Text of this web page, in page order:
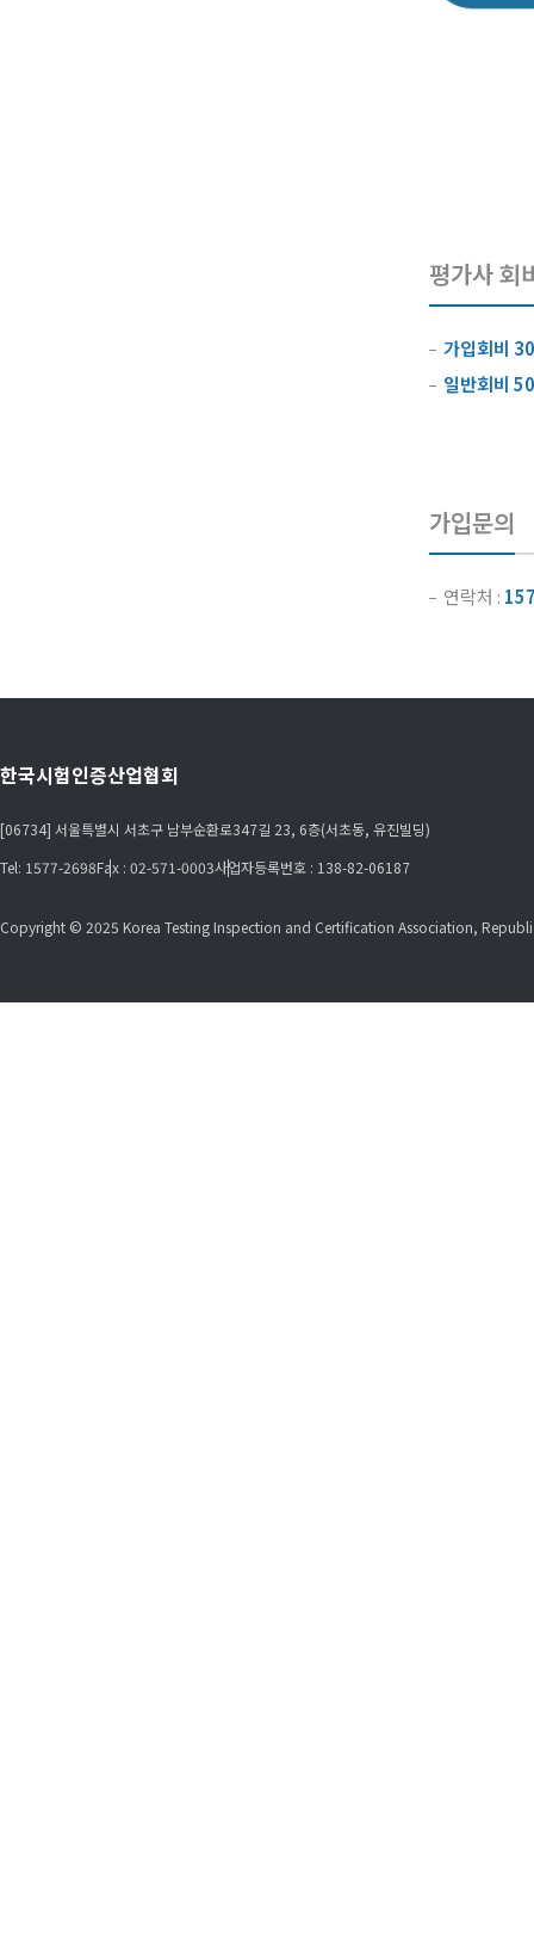
평가사 회
가입회비
일반회비
가입문의
연락처 :
한국시험인증산업협회
[06734] 서울특별시 서초구 남부순환로347길 23, 6층(서초동, 유진빌딩)
Tel: 1577-2698Fax : 02-571-0003사업자등록번호 : 138-82-06187
Copyright © 2025 Korea Testing Inspection and Certification Association,